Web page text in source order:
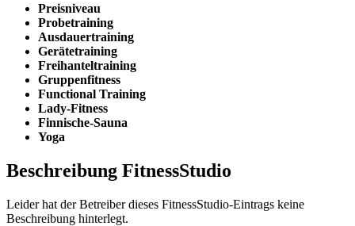
Preisniveau
Probetraining
Ausdauertraining
Gerätetraining
Freihanteltraining
Gruppenfitness
Functional Training
Lady-Fitness
Finnische-Sauna
Yoga
Beschreibung FitnessStudio
Leider hat der Betreiber dieses FitnessStudio-Eintrags keine
Beschreibung hinterlegt.